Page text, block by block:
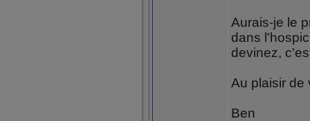
Aurais-je le
dans
devinez,
Au plaisir de
Ben